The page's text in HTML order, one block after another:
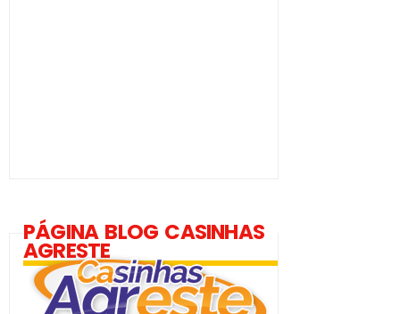
PÁGINA BLOG CASINHAS
AGRESTE